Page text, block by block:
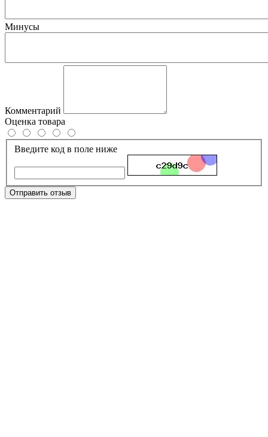
Минусы
Комментарий
Оценка товара
Введите код в поле ниже
Отправить отзыв